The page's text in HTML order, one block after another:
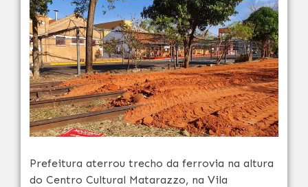
Prefeitura aterrou trecho da ferrovia na altura
do Centro Cultural Matarazzo, na Vila